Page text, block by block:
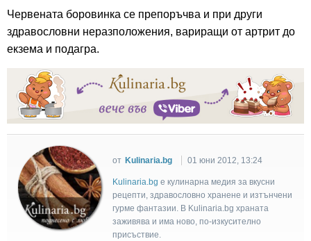
Червената боровинка се препоръчва и при други
здравословни неразположения, вариращи от артрит до
екзема и подагра.
от Kulinaria.bg 01 юни 2012, 13:24
Kulinaria.bg e кулинарна медия за вкусни
рецепти, здравословно хранене и изтънчени
гурме фантазии. В Kulinaria.bg храната
заживява и има ново, по-изкусително
присъствие.